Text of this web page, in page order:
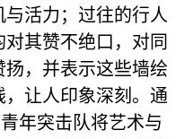
活力；过往的行人
其赞不绝口，对同
，并表示这些墙绘
让人印象深刻。通
年突击队将艺术与